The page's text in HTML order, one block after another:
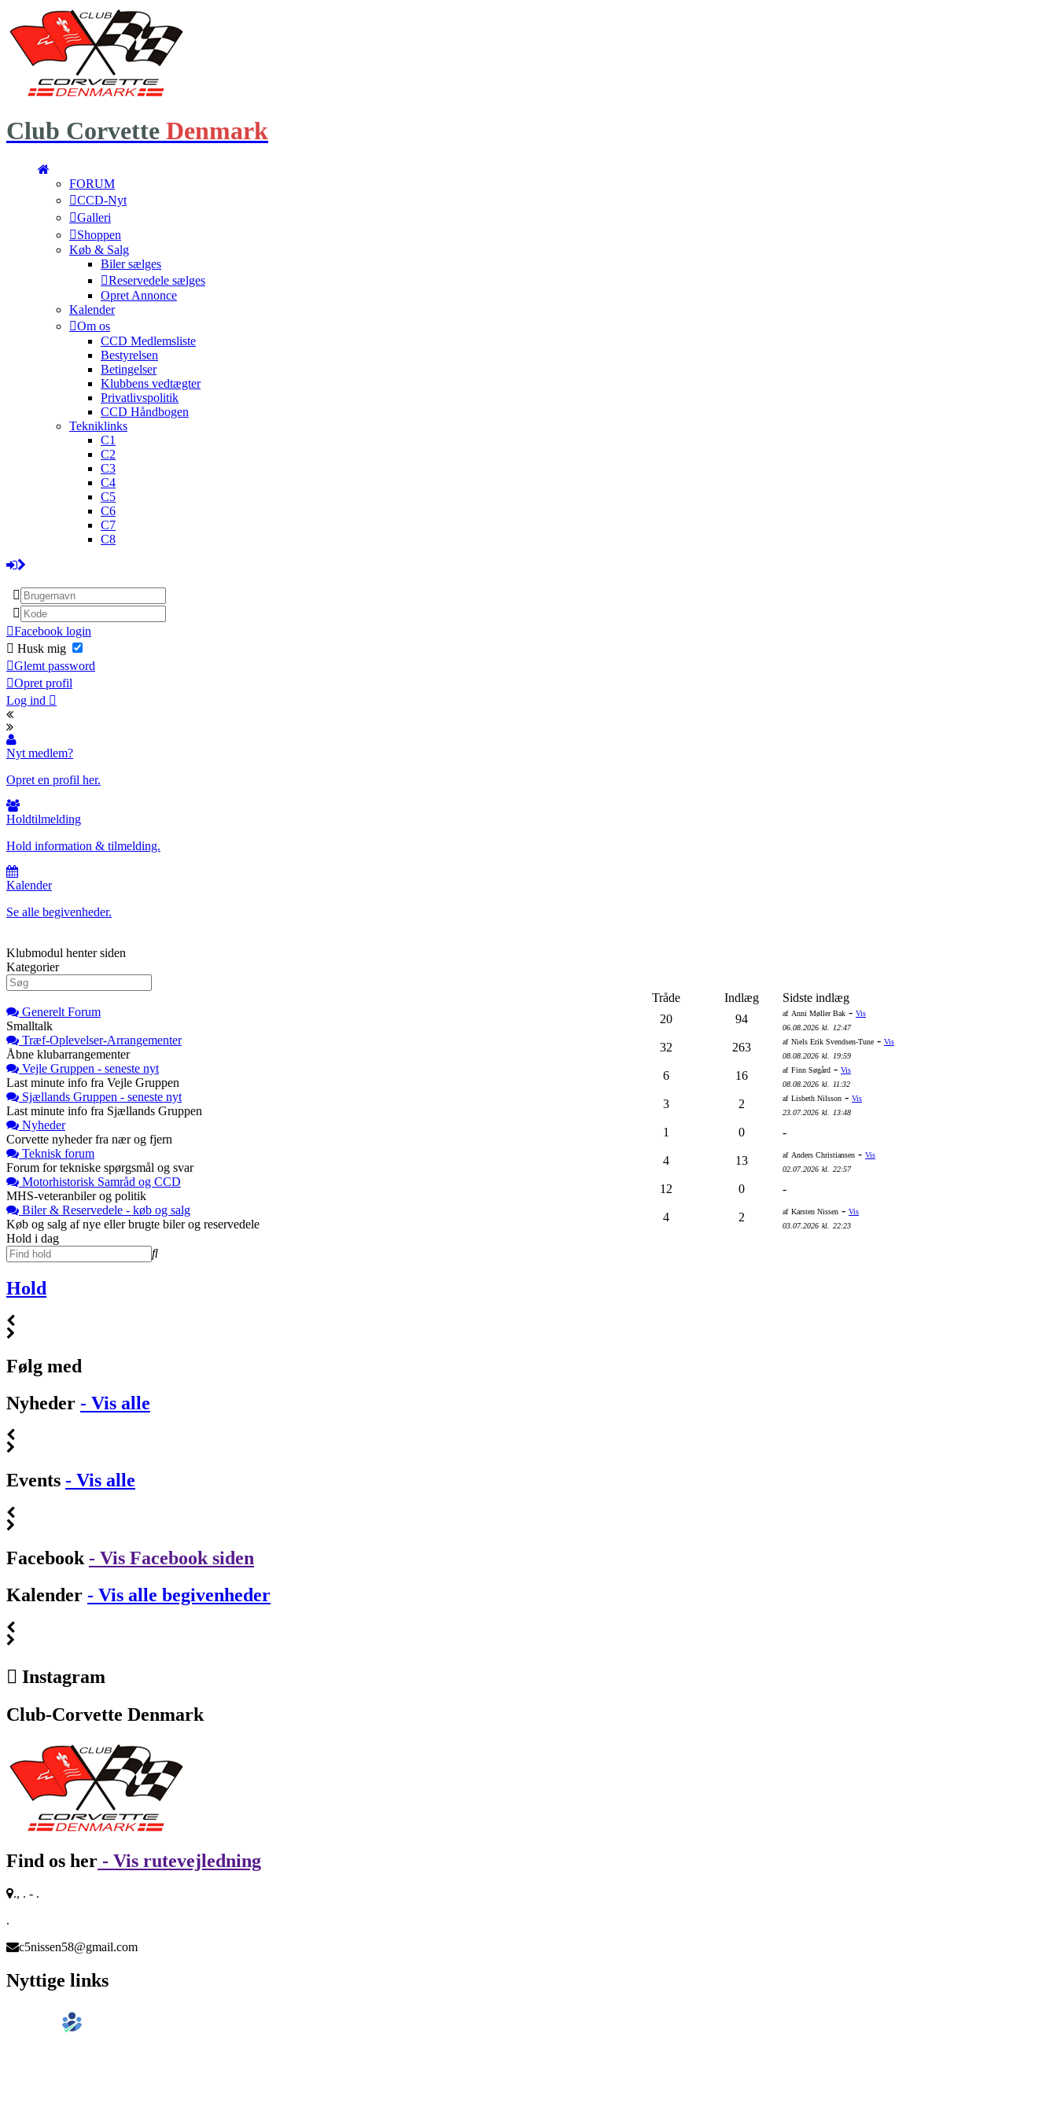
Club Corvette Denmark
FORUM
CCD-Nyt
Galleri
Shoppen
Køb & Salg
Biler sælges
Reservedele sælges
Opret Annonce
Kalender
Om os
CCD Medlemsliste
Bestyrelsen
Betingelser
Klubbens vedtægter
Privatlivspolitik
CCD Håndbogen
Tekniklinks
C1
C2
C3
C4
C5
C6
C7
C8
Facebook login
Husk mig
Glemt password
Opret profil
Log ind
Nyt medlem?
Opret en profil her.
Holdtilmelding
Hold information & tilmelding.
Kalender
Se alle begivenheder.
Klubmodul henter siden
Kategorier
Tråde Indlæg
Sidste indlæg
Generelt Forum
Smalltalk
20 94 af Anni Møller Bak - Vis
06.08.2026 kl. 12:47
Træf-Oplevelser-Arrangementer
Åbne klubarrangementer
32 263 af Niels Erik Svendsen-Tune - Vis
08.08.2026 kl. 19:59
Vejle Gruppen - seneste nyt
Last minute info fra Vejle Gruppen
6 16 af Finn Søgård - Vis
08.08.2026 kl. 11:32
Sjællands Gruppen - seneste nyt
Last minute info fra Sjællands Gruppen
3 2 af Lisbeth Nilsson - Vis
23.07.2026 kl. 13:48
Nyheder
Corvette nyheder fra nær og fjern
1 0
-
Teknisk forum
Forum for tekniske spørgsmål og svar
4 13 af Anders Christiansen - Vis
02.07.2026 kl. 22:57
Motorhistorisk Samråd og CCD
MHS-veteranbiler og politik
12 0
-
Biler & Reservedele - køb og salg
Køb og salg af nye eller brugte biler og reservedele
4 2 af Karsten Nissen - Vis
03.07.2026 kl. 22:23
Hold i dag
Hold
Følg med
Nyheder - Vis alle
Events - Vis alle
Facebook - Vis Facebook siden
Kalender - Vis alle begivenheder
Instagram
Club-Corvette Denmark
Find os her - Vis rutevejledning
., . - .
.
c5nissen58@gmail.com
Nyttige links